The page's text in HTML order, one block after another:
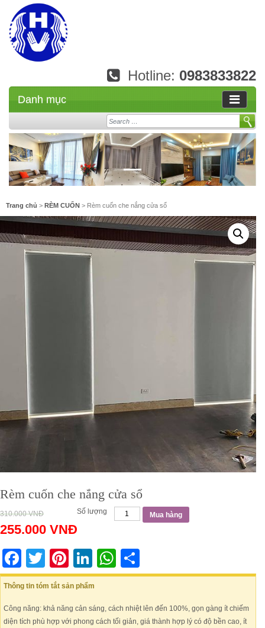
Hotline: 0983833822
Danh mục
Search
Trang chủ > RÈM CUỐN > Rèm cuốn che nắng cửa sổ
Rèm cuốn che nắng cửa sổ
310.000VNĐ
255.000 VNĐ
Số lượng Mua hàng
Facebook
TwitterPinterest
LinkedIn
WhatsApp
Thông tin tóm tắt sản phẩm
Công năng: khả năng cản sáng, cách nhiệt lên đến 100%, gọn gàng ít chiếm
diện tích phù hợp với phong cách tối giản, giá thành hợp lý có độ bền cao, ít